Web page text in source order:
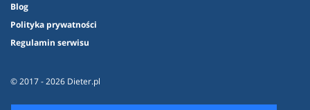
Blog
Polityka prywatności
Regulamin serwisu
© 2017 - 2026 Dieter.pl